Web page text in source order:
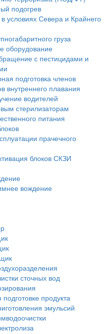
подогрев
условиях Севера и Крайнего
груза
оборудование
с пестицидами и
подготовка членов
внутреннего плавания
водителей
стерилизаторам
питания
прачечного
блоков СКЗИ
вождение
сточных вод
продукта
эмульсий